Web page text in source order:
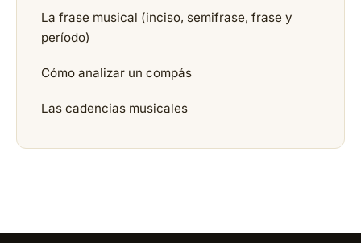
La frase musical (inciso, semifrase, frase y
período)
Cómo analizar un compás
Las cadencias musicales